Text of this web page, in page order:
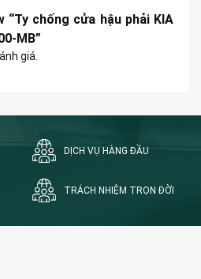
chống cửa hậu phải KIA
MB”
giá.
DỊCH VỤ HÀNG ĐẦU
TRÁCH NHIỆM TRỌN ĐỜI